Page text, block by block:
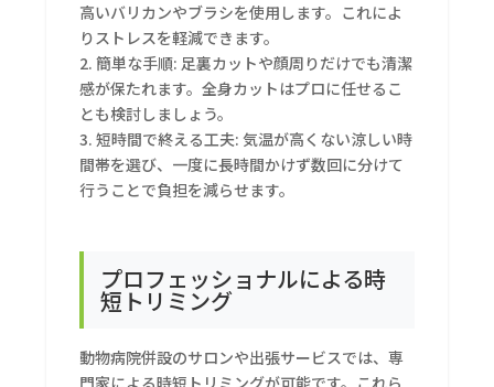
高いバリカンやブラシを使用します。これによ
りストレスを軽減できます。
2. 簡単な手順: 足裏カットや顔周りだけでも清潔
感が保たれます。全身カットはプロに任せるこ
とも検討しましょう。
3. 短時間で終える工夫: 気温が高くない涼しい時
間帯を選び、一度に長時間かけず数回に分けて
行うことで負担を減らせます。
プロフェッショナルによる時
短トリミング
動物病院併設のサロンや出張サービスでは、専